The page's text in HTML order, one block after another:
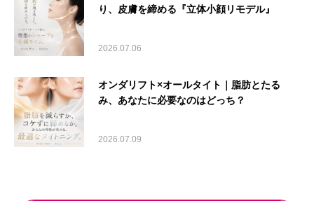
り、皮膚を締める『立体小顔リモデル』
2026.07.06
オンダリフト×オールタイト｜脂肪とたる
み、あなたに必要なのはどっち？
2026.07.09